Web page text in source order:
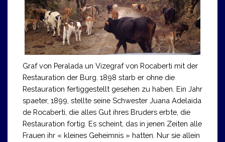
Graf von Peralada un Vizegraf von Rocaberti mit der
Restauration der Burg. 1898 starb er ohne die
Restauration fertiggestellt gesehen zu haben. Ein Jahr
spaeter, 1899, stellte seine Schwester Juana Adelaida
de Rocaberti, die alles Gut ihres Bruders erbte, die
Restauration fortig. Es scheint, das in jenen Zeiten alle
Frauen ihr « kleines Geheimnis » hatten. Nur sie allein